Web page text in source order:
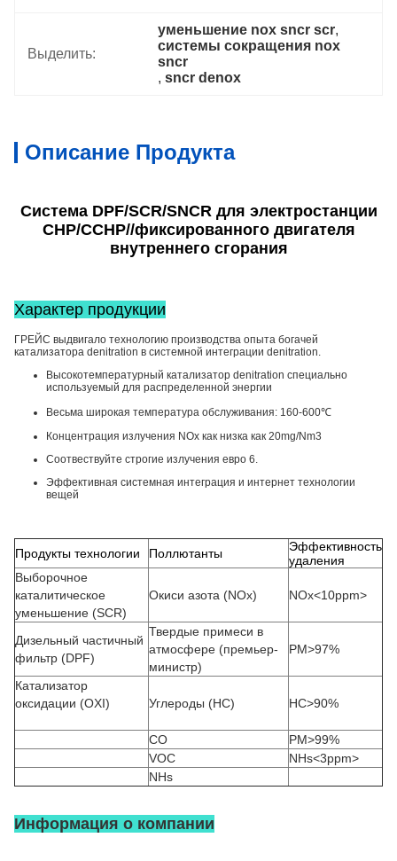
Выделить:
уменьшение nox sncr scr,
системы сокращения nox
sncr
, sncr denox
Описание Продукта
Система DPF/SCR/SNCR для электростанции
CHP/CCHP//фиксированного двигателя
внутреннего сгорания
Характер продукции
ГРЕЙС выдвигало технологию производства опыта богачей
катализатора denitration в системной интеграции denitration.
Высокотемпературный катализатор denitration специально
используемый для распределенной энергии
Весьма широкая температура обслуживания: 160-600℃
Концентрация излучения NOx как низка как 20mg/Nm3
Соотвествуйте строгие излучения евро 6.
Эффективная системная интеграция и интернет технологии
вещей
Продукты технологии Поллютанты
Эффективность
удаления
Выборочное
каталитическое
уменьшение (SCR)
Окиси азота (NOx) NOx<10ppm>
Дизельный частичный
фильтр (DPF)
Твердые примеси в
атмосфере (премьер-
министр)
PM>97%
Катализатор
оксидации (OXI)
Углероды (HC) HC>90%
CO
PM>99%
VOC
NHs<3ppm>
NHs
Информация о компании